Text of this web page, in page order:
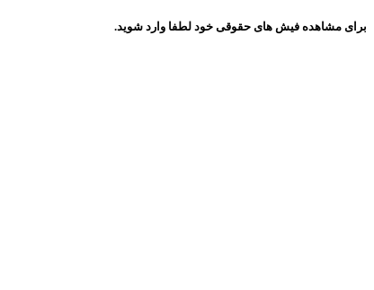
برای مشاهده فیش های حقوقی خود لطفا وارد شوید.